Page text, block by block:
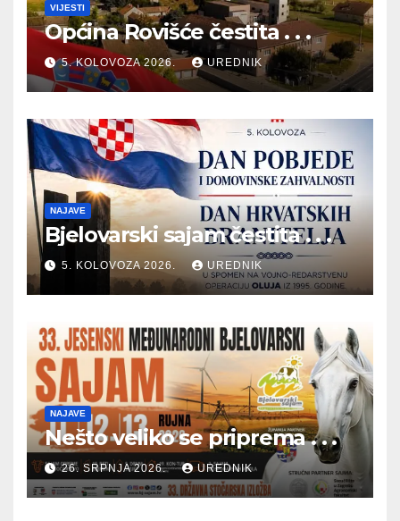
VIJESTI
Općina Rovišće čestita . . .
5. KOLOVOZA 2026. UREDNIK
NAJAVE
Bjelovarski sajam čestita . . .
5. KOLOVOZA 2026. UREDNIK
NAJAVE
Nešto veliko se priprema . . .
26. SRPNJA 2026. UREDNIK